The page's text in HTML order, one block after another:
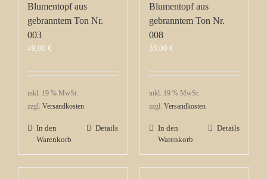
Blumentopf aus
gebranntem Ton Nr.
003
49,00 €
inkl. 19 % MwSt.
zzgl. Versandkosten
In den
Warenkorb
Details
Blumentopf aus
gebranntem Ton Nr.
008
35,00 €
inkl. 19 % MwSt.
zzgl. Versandkosten
In den
Warenkorb
Details